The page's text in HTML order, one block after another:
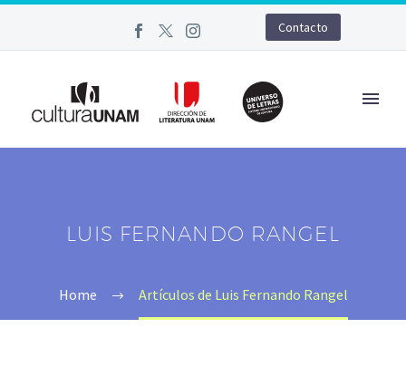
Contacto
LUIS FERNANDO RANGEL
Home Artículos de Luis Fernando Rangel